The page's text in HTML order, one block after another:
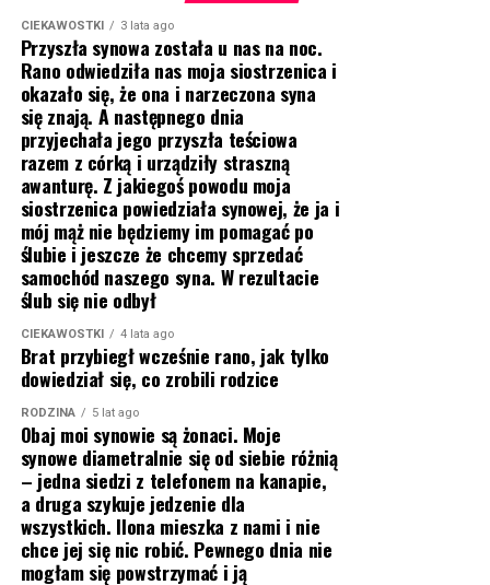
CIEKAWOSTKI 3 lata ago
Przyszła synowa została u nas na noc.
Rano odwiedziła nas moja siostrzenica i
okazało się, że ona i narzeczona syna
się znają. A następnego dnia
przyjechała jego przyszła teściowa
razem z córką i urządziły straszną
awanturę. Z jakiegoś powodu moja
siostrzenica powiedziała synowej, że ja i
mój mąż nie będziemy im pomagać po
ślubie i jeszcze że chcemy sprzedać
samochód naszego syna. W rezultacie
ślub się nie odbył
CIEKAWOSTKI 4 lata ago
Brat przybiegł wcześnie rano, jak tylko
dowiedział się, co zrobili rodzice
RODZINA 5 lat ago
Obaj moi synowie są żonaci. Moje
synowe diametralnie się od siebie różnią
– jedna siedzi z telefonem na kanapie,
a druga szykuje jedzenie dla
wszystkich. Ilona mieszka z nami i nie
chce jej się nic robić. Pewnego dnia nie
mogłam się powstrzymać i ją